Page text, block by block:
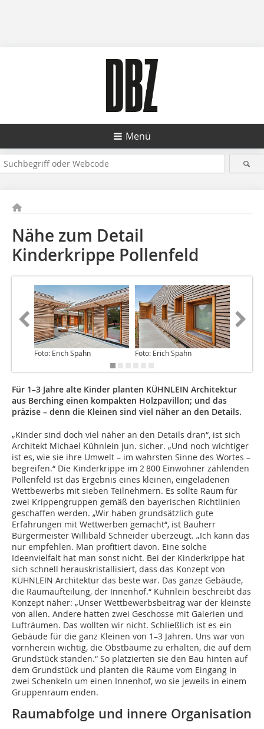
Menü
Nähe zum Detail
Kinderkrippe Pollenfeld
Foto: Erich Spahn Foto: Erich Spahn
Für 1–3 Jahre alte Kinder planten KÜHNLEIN Architektur
aus Berching einen kompakten Holzpavillon; und das
präzise – denn die Kleinen sind viel näher an den Details.
„Kinder sind doch viel näher an den Details dran“, ist sich
Architekt Michael Kühnlein jun. sicher. „Und noch wichtiger
ist es, wie sie ihre Umwelt – im wahrsten Sinne des Wortes –
begreifen.“ Die Kinderkrippe im 2 800 Einwohner zählenden
Pollenfeld ist das Ergebnis eines kleinen, eingeladenen
Wettbewerbs mit sieben Teilnehmern. Es sollte Raum für
zwei Krippengruppen gemäß den bayerischen Richt­linien
geschaffen werden. „Wir haben grundsätzlich gute
Erfahrungen mit Wettwerben gemacht“, ist Bauherr
Bürgermeister Willibald Schneider überzeugt. „Ich kann das
nur empfehlen. Man profitiert davon. Eine solche
Ideenvielfalt hat man sonst nicht. Bei der Kinderkrippe hat
sich schnell herauskristallisiert, dass das Konzept von
KÜHNLEIN Architektur das beste war. Das ganze Gebäude,
die Raumaufteilung, der Innenhof.“ Kühnlein beschreibt das
Konzept näher: „Unser Wettbewerbsbeitrag war der kleinste
von allen. Andere hatten zwei Geschosse mit Galerien und
Lufträumen. Das wollten wir nicht. Schließlich ist es ein
Gebäude für die ganz Kleinen von 1–3 Jahren. Uns war von
vornherein wichtig, die Obstbäume zu erhalten, die auf dem
Grundstück standen.“ So platzierten sie den Bau hinten auf
dem Grundstück und planten die Räume vom Eingang in
zwei Schenkeln um einen Innenhof, wo sie jeweils in einem
Gruppenraum enden.
Raumabfolge und innere Organisation